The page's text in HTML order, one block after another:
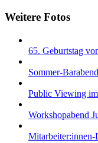
Weitere Fotos
65. Geburtstag
Sommer-
Public Viewing
Workshopabend